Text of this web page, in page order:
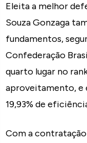
Eleita a melhor
Souza Gonzaga
fundamentos,
Confederação
quarto lugar no
aproveitamento, e
19,93% de
Com a contratação